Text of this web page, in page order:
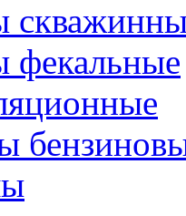
фекальные